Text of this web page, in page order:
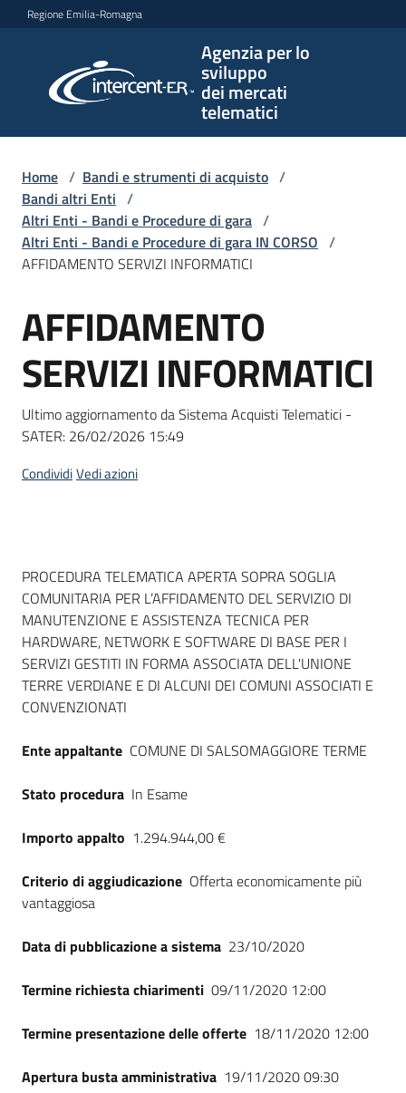
Vai al contenuto
Vai alla navigazione
Vai al footer
Regione Emilia-Romagna
Agenzia per lo
sviluppo
dei mercati
telematici
per lo
sviluppo
telematici
L'Agenzia
Bandi
strumenti
acquisto
telematiche
site
su
Home / Bandi e strumenti di acquisto /
Bandi altri Enti /
Altri Enti - Bandi e Procedure di gara /
Altri Enti - Bandi e Procedure di gara IN CORSO /
AFFIDAMENTO SERVIZI INFORMATICI
Salta al contenuto
AFFIDAMENTO
SERVIZI INFORMATICI
Ultimo aggiornamento da Sistema Acquisti Telematici -
SATER: 26/02/2026 15:49
CondividiVedi azioni
Dati del bando
PROCEDURA TELEMATICA APERTA SOPRA SOGLIA
COMUNITARIA PER L’AFFIDAMENTO DEL SERVIZIO DI
MANUTENZIONE E ASSISTENZA TECNICA PER
HARDWARE, NETWORK E SOFTWARE DI BASE PER I
SERVIZI GESTITI IN FORMA ASSOCIATA DELL'UNIONE
TERRE VERDIANE E DI ALCUNI DEI COMUNI ASSOCIATI E
CONVENZIONATI
Ente appaltante COMUNE DI SALSOMAGGIORE TERME
Stato procedura In Esame
Importo appalto 1.294.944,00 €
Criterio di aggiudicazione Offerta economicamente più
vantaggiosa
Data di pubblicazione a sistema 23/10/2020
Termine richiesta chiarimenti 09/11/2020 12:00
Termine presentazione delle offerte 18/11/2020 12:00
Apertura busta amministrativa 19/11/2020 09:30